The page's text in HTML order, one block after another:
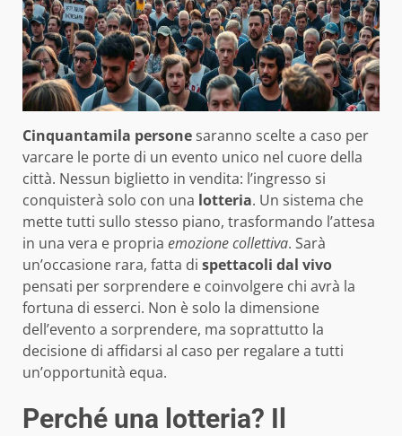
Cinquantamila personesaranno scelte a caso per
varcare le porte di un evento unico nel cuore della
città. Nessun biglietto in vendita: l’ingresso si
conquisterà solo con una lotteria. Un sistema che
mette tutti sullo stesso piano, trasformando l’attesa
in una vera e propria emozione collettiva. Sarà
un’occasione rara, fatta di spettacoli dal vivo
pensati per sorprendere e coinvolgere chi avrà la
fortuna di esserci. Non è solo la dimensione
dell’evento a sorprendere, ma soprattutto la
decisione di affidarsi al caso per regalare a tutti
un’opportunità equa.
Perché una lotteria? Il